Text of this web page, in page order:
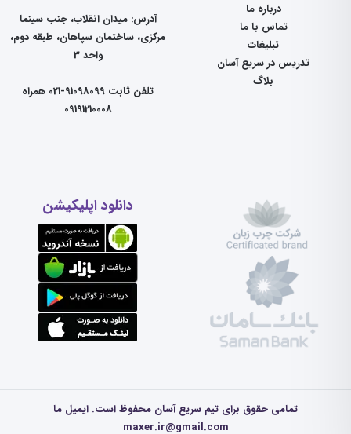
درباره ما
تماس با ما
تبلیغات
تدریس در سریع آسان
بلاگ
آدرس: میدان انقلاب، جنب سینما
مرکزی، ساختمان سپاهان، طبقه دوم،
واحد 3
تلفن ثابت 91098099-021 همراه
09191210008
دانلود اپلیکیشن
تمامی حقوق برای تیم سریع آسان محفوظ است. ایمیل ما
maxer.ir@gmail.com